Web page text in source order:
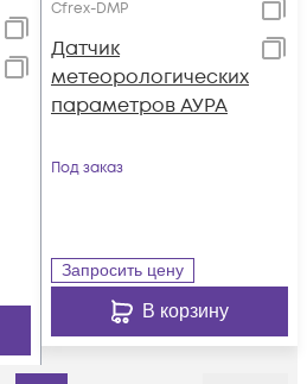
Cfrex-DMP
Датчик
метеорологических
параметров АУРА
Под заказ
Запросить цену
В корзину